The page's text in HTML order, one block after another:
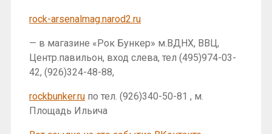
rock-arsenalmag.narod2.ru
— в магазине «Рок Бункер» м.ВДНХ, ВВЦ,
Центр.павильон, вход слева, тел (495)974-03-
42, (926)324-48-88,
rockbunker.ru по тел. (926)340-50-81 , м.
Площадь Ильича